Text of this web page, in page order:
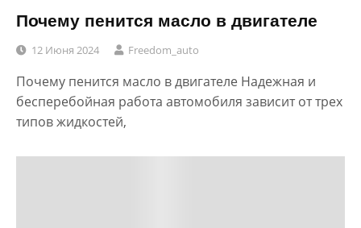
Почему пенится масло в двигателе
12 Июня 2024 Freedom_auto
Почему пенится масло в двигателе Надежная и
бесперебойная работа автомобиля зависит от трех
типов жидкостей,